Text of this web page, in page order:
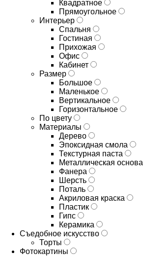
Квадратное
Прямоугольное
Интерьер
Спальня
Гостиная
Прихожая
Офис
Кабинет
Размер
Большое
Маленькое
Вертикальное
Горизонтальное
По цвету
Материалы
Дерево
Эпоксидная смола
Текстурная паста
Металлическая основа
Фанера
Шерсть
Поталь
Акриловая краска
Пластик
Гипс
Керамика
Съедобное искусство
Торты
Фотокартины